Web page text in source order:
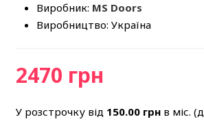
Виробник: MS Doors
Виробництво: Україна
2470 грн
У розстрочку від 150.00грнв міс.